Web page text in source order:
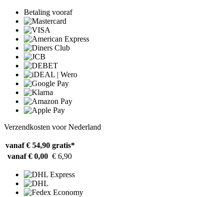
Betaling vooraf
Verzendkosten voor Nederland
vanaf € 54,90 gratis*
vanaf € 0,00 € 6,90